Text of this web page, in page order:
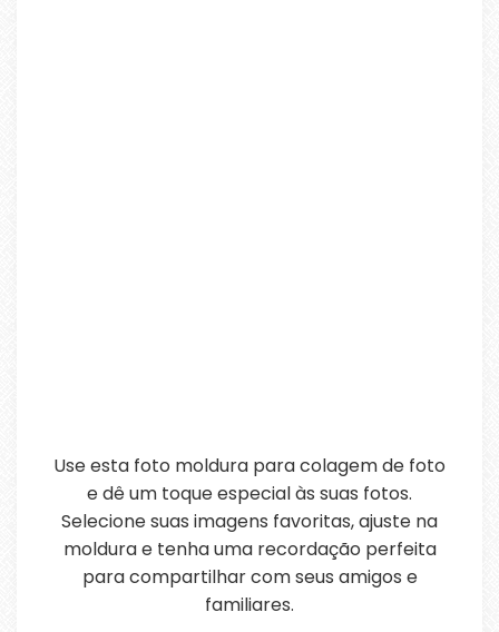
Use esta foto moldura para colagem de foto
e dê um toque especial às suas fotos.
Selecione suas imagens favoritas, ajuste na
moldura e tenha uma recordação perfeita
para compartilhar com seus amigos e
familiares.